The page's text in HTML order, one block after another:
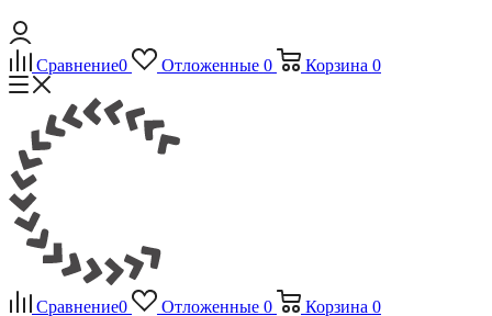
Сравнение0 Отложенные 0 Корзина 0
Сравнение0 Отложенные 0 Корзина 0